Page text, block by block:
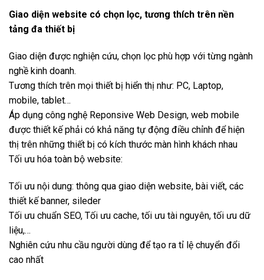
Giao diện website có chọn lọc, tương thích trên nền
tảng đa thiết bị
Giao diện được nghiện cứu, chọn lọc phù hợp với từng ngành
nghề kinh doanh.
Tương thích trên mọi thiết bị hiển thị như: PC, Laptop,
mobile, tablet…
Áp dụng công nghệ Reponsive Web Design, web mobile
được thiết kế phải có khả năng tự động điều chỉnh để hiện
thị trên những thiết bị có kích thước màn hình khách nhau
Tối ưu hóa toàn bộ website:
Tối ưu nội dung: thông qua giao diện website, bài viết, các
thiết kế banner, sileder
Tối ưu chuẩn SEO, Tối ưu cache, tối ưu tài nguyên, tối ưu dữ
liệu,…
Nghiên cứu nhu cầu người dùng để tạo ra tỉ lệ chuyển đổi
cao nhất